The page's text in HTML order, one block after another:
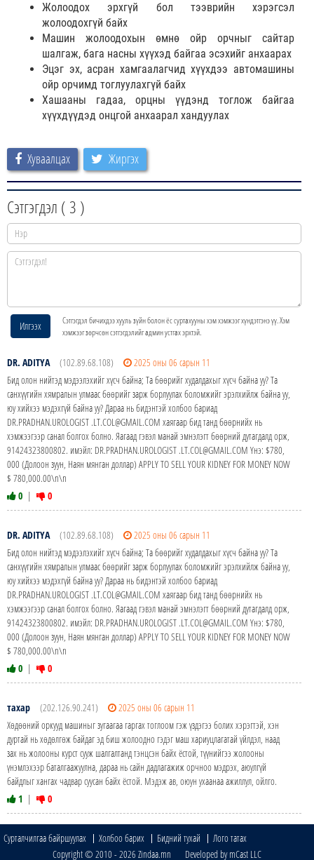
Жолоодох эрхгүй бол тээврийн хэрэгсэл
жолоодохгүй байх
Машин жолоодохын өмнө ойр орчныг сайтар
шалгаж, бага насны хүүхэд байгаа эсэхийг анхаарах
Эцэг эх, асран хамгаалагчид хүүхдээ автомашины
ойр орчимд тоглуулахгүй байх
Хашааны гадаа, орцны үүдэнд тоглож байгаа
хүүхдүүдэд онцгой анхаарал хандуулах
Хуваалцах Жиргэх
Сэтгэгдэл ( 3 )
Илгээх
Сэтгэгдэл бичихдээ хууль зүйн болон ёс суртахууны хэм хэмжээг хүндэтгэнэ үү. Хэм
хэмжээг зөрчсөн сэтгэгдэлийг админ устгах эрхтэй.
DR. ADITYA (102.89.68.108)
2025 оны 06 сарын 11
Бид олон нийтэд мэдээлэхийг хүсч байна; Та бөөрийг худалдахыг хүсч байна уу? Та
санхүүгийн хямралын улмаас бөөрийг зарж борлуулах боломжийг эрэлхийлж байна уу,
юу хийхээ мэдэхгүй байна уу? Дараа нь бидэнтэй холбоо бариад
DR.PRADHAN.UROLOGIST .LT.COL@GMAIL.COM хаягаар бид танд бөөрнийх нь
хэмжээгээр санал болгох болно. Яагаад гэвэл манай эмнэлэгт бөөрний дутагдалд орж,
91424323800802. имэйл: DR.PRADHAN.UROLOGIST .LT.COL@GMAIL.COM Yнэ: $780,
000 (Долоон зуун, Наян мянган доллар) APPLY TO SELL YOUR KIDNEY FOR MONEY NOW
$ 780,000.00\n\n
0 | 0
DR. ADITYA (102.89.68.108)
2025 оны 06 сарын 11
Бид олон нийтэд мэдээлэхийг хүсч байна; Та бөөрийг худалдахыг хүсч байна уу? Та
санхүүгийн хямралын улмаас бөөрийг зарж борлуулах боломжийг эрэлхийлж байна уу,
юу хийхээ мэдэхгүй байна уу? Дараа нь бидэнтэй холбоо бариад
DR.PRADHAN.UROLOGIST .LT.COL@GMAIL.COM хаягаар бид танд бөөрнийх нь
хэмжээгээр санал болгох болно. Яагаад гэвэл манай эмнэлэгт бөөрний дутагдалд орж,
91424323800802. имэйл: DR.PRADHAN.UROLOGIST .LT.COL@GMAIL.COM Yнэ: $780,
000 (Долоон зуун, Наян мянган доллар) APPLY TO SELL YOUR KIDNEY FOR MONEY NOW
$ 780,000.00\n\n
0 | 0
тахар (202.126.90.241)
2025 оны 06 сарын 11
Хөдөөний оркууд машиныг зугаагаа гаргах тоглоом гэж үздэгээ болих хэрэгтэй, хэн
дуртай нь хөдөлгөж байдаг эд биш жолоодно гэдэг маш хариуцлагатай үйлдэл, наад
зах нь жолооны курст сууж шалгалтанд тэнцсэн байх ёстой, түүнийгээ жолооны
үнэмлэхээр баталгаажуулна, дараа нь сайн дадлагажиж орчноо мэдрэх, аюулгүй
байдлыг хангах чадвар суусан байх ёстой. Мэдэж ав, оюун ухаанаа ажиллул, ойлго.
1 | 0
Сурталчилгаа байршуулах Холбоо барих Бидний тухай
Лого татах
Copyright © 2010 - 2026 Zindaa.mn Developed by mCast LLC